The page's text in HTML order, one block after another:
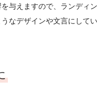
与えますので、ランディ
なデザインや文言にしてい